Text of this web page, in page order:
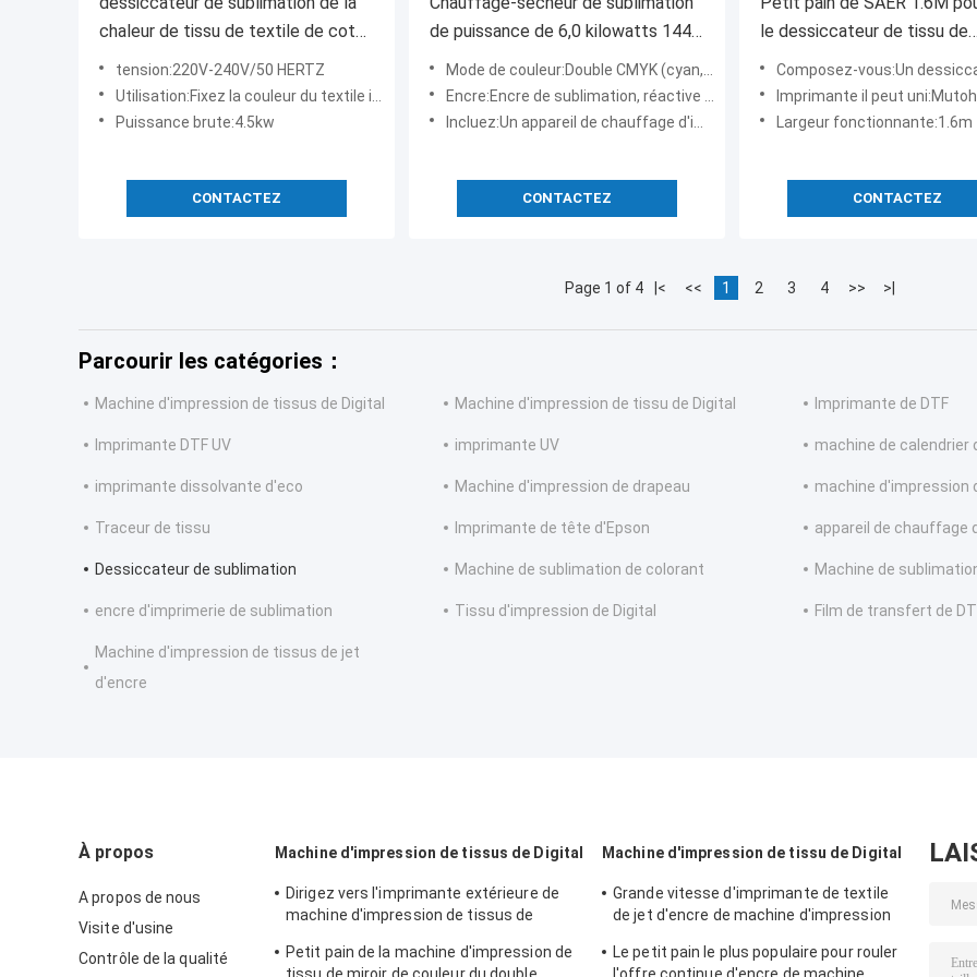
chaleur de tissu de textile de coton
de largeur de 2.2m avec la haute
température
tension:220V-240V/50 HERTZ
Utilisation:Fixez la couleur du textile imprimé
Puissance brute:4.5kw
CONTACTEZ
de puissance de 6,0 kilowatts 1440
DPI pour l'imprimante de tissu de
textile
Mode de couleur:Double CMYK (cyan, Megenta, jaune, noir)
Encre:Encre de sublimation, réactive et de colorant
Incluez:Un appareil de chauffage d'imprimante de 3.2m et une fan de filtre
CONTACTEZ
le dessiccateur de tissu de
polyester de dessiccateur
sublimation avec la grande
Composez-vous:Un dessiccateur de textile de
Imprimante il peut uni:Mutoh, Mimaki, Roland et toute autre
Largeur fonctionnante:1.6m
CONTACTEZ
Page 1 of 4 |< << 1 2 3 4 >> >|
Parcourir les catégories：
Machine d'impression de tissus de Digital Machine d'impression de tissu de Digital Imprimante de DTF
Imprimante DTF UV imprimante UV machine de calendrier
imprimante dissolvante d'eco Machine d'impression de drapeau machine d'impression
Traceur de tissu Imprimante de tête d'Epson appareil de chauffage
Dessiccateur de sublimation Machine de sublimation de colorant Machine de
encre d'imprimerie de sublimation Tissu d'impression de Digital Film de transfert de
Machine d'impression de tissus de jet
d'encre
À propos
A propos de nous
Visite d'usine
Contrôle de la qualité
Machine d'impression de tissus de Digital
Dirigez vers l'imprimante extérieure de
machine d'impression de tissus de
maison
Petit pain de la machine d'impression de
Machine d'impression de tissu de Digital
Grande vitesse d'imprimante de textile
de jet d'encre de machine d'impression
des drapeaux
Le petit pain le plus populaire pour rouler